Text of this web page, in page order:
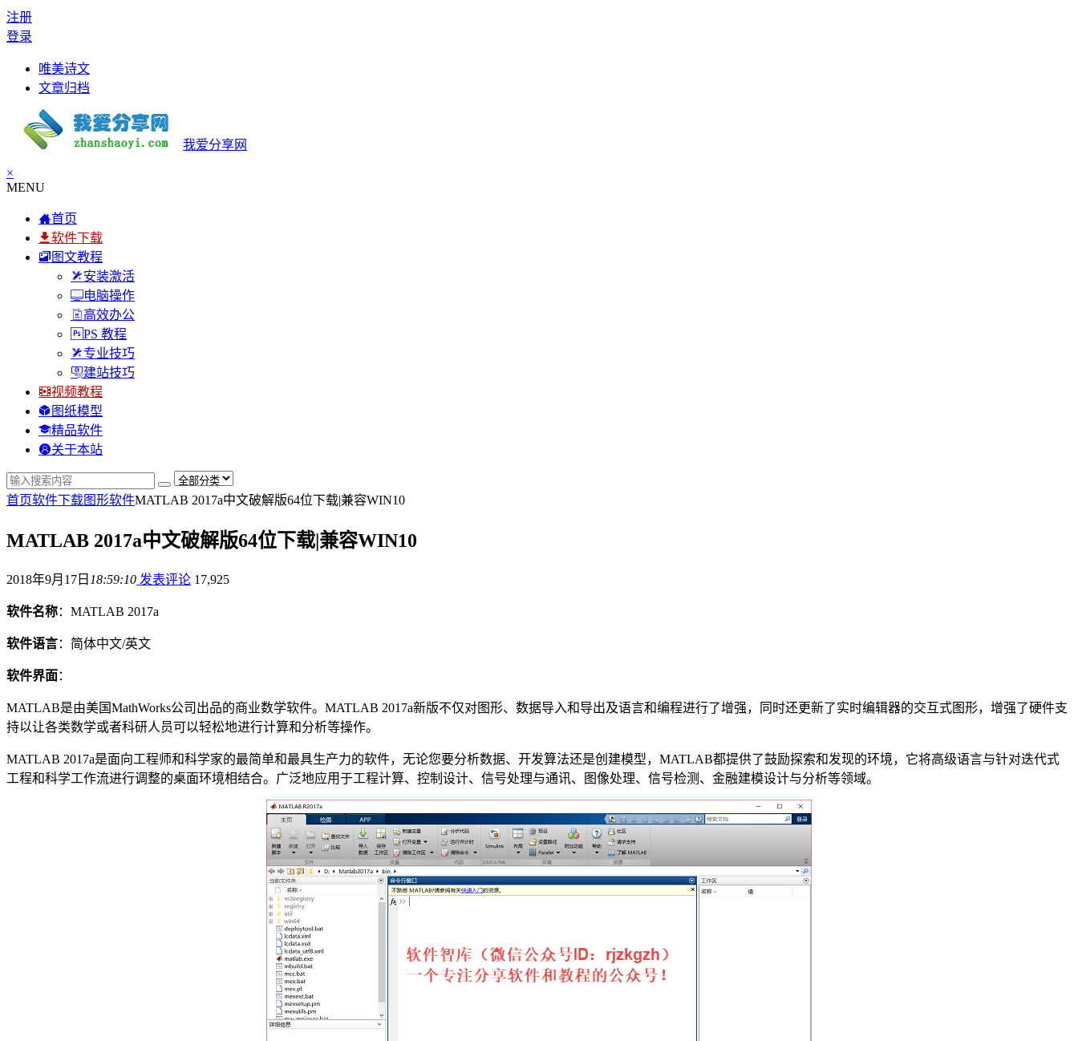
注册
登录
唯美诗文
文章归档
我爱分享网
×
MENU
首页
软件下载
图文教程
安装激活
电脑操作
高效办公
PS 教程
专业技巧
建站技巧
视频教程
图纸模型
精品软件
关于本站
首页软件下载图形软件MATLAB 2017a中文破解版64位下载|兼容WIN10
MATLAB 2017a中文破解版64位下载|兼容WIN10
2018年9月17日 18:59:10 发表评论 17,925
软件名称：MATLAB 2017a
软件语言：简体中文/英文
软件界面：
MATLAB是由美国MathWorks公司出品的商业数学软件。MATLAB 2017a新版不仅对图形、数据导入和导出及语言和编程进行了增强，同时还更新了实时编辑器的交互式图形，增强了硬件支
持以让各类数学或者科研人员可以轻松地进行计算和分析等操作。
MATLAB 2017a是面向工程师和科学家的最简单和最具生产力的软件，无论您要分析数据、开发算法还是创建模型，MATLAB都提供了鼓励探索和发现的环境，它将高级语言与针对迭代式
工程和科学工作流进行调整的桌面环境相结合。广泛地应用于工程计算、控制设计、信号处理与通讯、图像处理、信号检测、金融建模设计与分析等领域。